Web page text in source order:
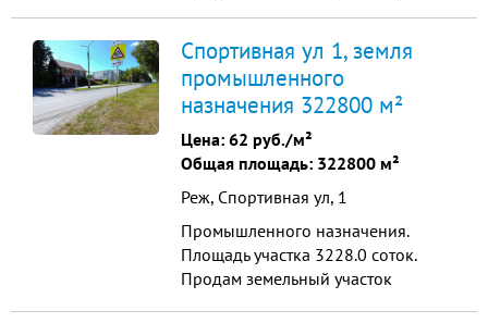
земли особо охраняемых
территорий и объектов; вид
разрешенного использования:
туристическое обслуживание.
Возможна постройка санатория,
туристической б...
Спортивная ул 1, земля
промышленного
назначения 322800 м²
Цена: 62 руб./м²
Общая площадь: 322800 м²
Реж, Спортивная ул, 1
Промышленного назначения.
Площадь участка 3228.0 соток.
Продам земельный участок